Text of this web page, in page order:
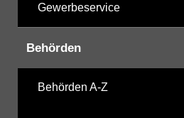
Gewerbeservice
Behörden
Behörden A-Z